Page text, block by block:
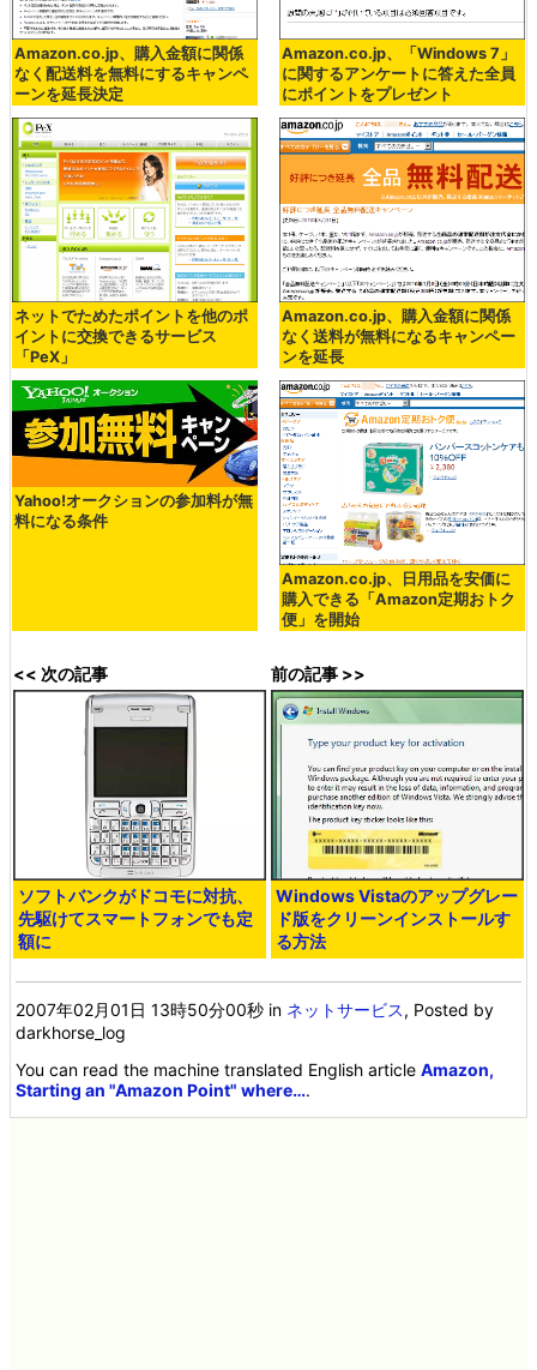
Amazon.co.jp、購入金額に関係
なく配送料を無料にするキャンペ
ーンを延長決定
Amazon.co.jp、「Windows 7」
に関するアンケートに答えた全員
にポイントをプレゼント
ネットでためたポイントを他のポ
イントに交換できるサービス
「PeX」
Amazon.co.jp、購入金額に関係
なく送料が無料になるキャンペー
ンを延長
Yahoo!オークションの参加料が無
料になる条件
Amazon.co.jp、日用品を安価に
購入できる「Amazon定期おトク
便」を開始
<< 次の記事
ソフトバンクがドコモに対抗、
先駆けてスマートフォンでも定
額に
前の記事 >>
Windows Vistaのアップグレー
ド版をクリーンインストールす
る方法
2007年02月01日 13時50分00秒 in ネットサービス, Posted by
darkhorse_log
You can read the machine translated English articleAmazon,
Starting an "Amazon Point" where….